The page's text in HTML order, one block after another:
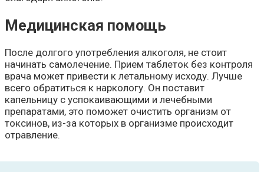
Медицинская помощь
После долгого употребления алкоголя, не стоит
начинать самолечение. Прием таблеток без контроля
врача может привести к летальному исходу. Лучше
всего обратиться к наркологу. Он поставит
капельницу с успокаивающими и лечебными
препаратами, это поможет очистить организм от
токсинов, из-за которых в организме происходит
отравление.